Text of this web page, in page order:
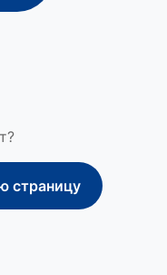
страницу